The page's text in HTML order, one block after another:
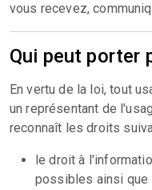
vous recevez,
Qui peut porter
En vertu de la loi, tout
un représentant de
reconnaît les droits
le droit à
possibles ainsi que